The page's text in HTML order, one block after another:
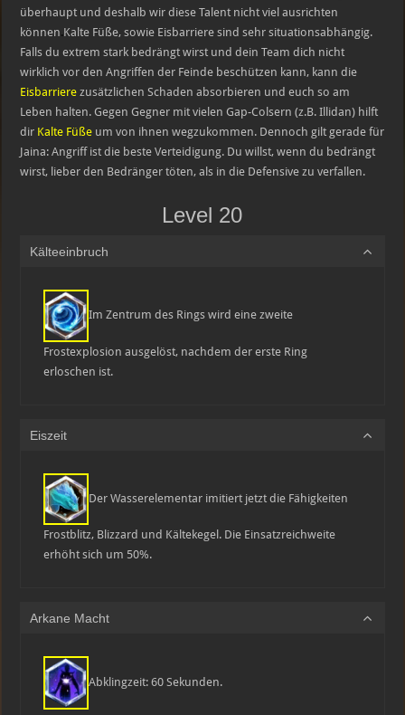
überhaupt und deshalb wir diese Talent nicht viel ausrichten
können.Kalte Füße, sowie Eisbarriere sind sehr situationsabhängig.
Falls du extrem stark bedrängt wirst und dein Team dich nicht
wirklich vor den Angriffen der Feinde beschützen kann, kann die
Eisbarriere zusätzlichen Schaden absorbieren und euch so am
Leben halten. Gegen Gegner mit vielen Gap-Colsern (z.B. Illidan) hilft
dir Kalte Füße um von ihnen wegzukommen. Dennoch gilt gerade für
Jaina: Angriff ist die beste Verteidigung. Du willst, wenn du bedrängt
wirst, lieber den Bedränger töten, als in die Defensive zu verfallen.
Level 20
Kälteeinbruch
Im Zentrum des Rings wird eine zweite
Frostexplosion ausgelöst, nachdem der erste Ring
erloschen ist.
Eiszeit
Der Wasserelementar imitiert jetzt die Fähigkeiten
Frostblitz, Blizzard und Kältekegel. Die Einsatzreichweite
erhöht sich um 50%.
Arkane Macht
Abklingzeit: 60 Sekunden.